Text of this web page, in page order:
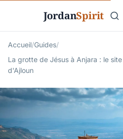
JordanSpirit
Accueil/Guides/
La grotte de Jésus à Anjara : le
d'Ajloun